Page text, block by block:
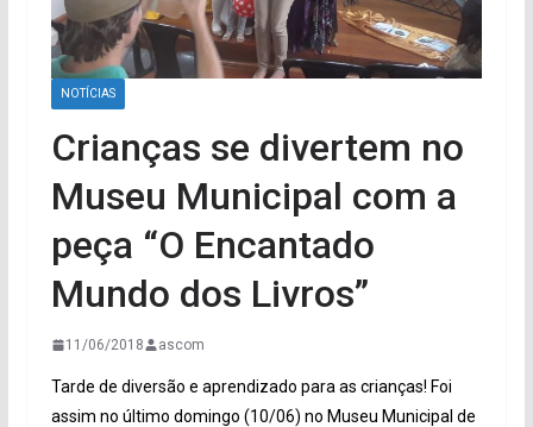
NOTÍCIAS
Crianças se divertem no
Museu Municipal com a
peça “O Encantado
Mundo dos Livros”
11/06/2018 ascom
Tarde de diversão e aprendizado para as crianças! Foi
assim no último domingo (10/06) no Museu Municipal de